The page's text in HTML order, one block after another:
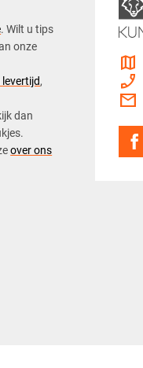
. Wilt u tips
onze
,
dan
over ons
map
phone_enabled
mail